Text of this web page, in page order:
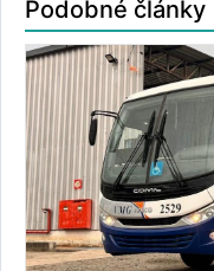
Podobné články